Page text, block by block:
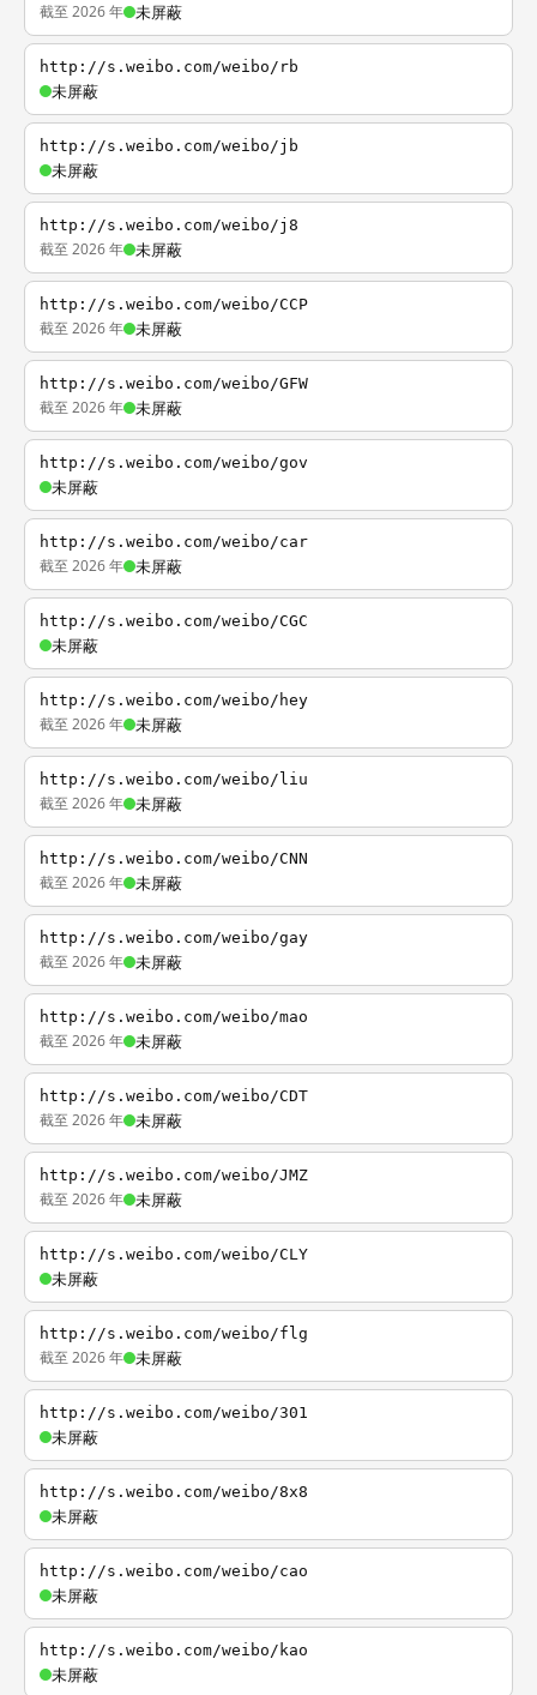
截至 2026 年 未屏蔽
http://s.weibo.com/weibo/rb
未屏蔽
http://s.weibo.com/weibo/jb
未屏蔽
http://s.weibo.com/weibo/j8
截至 2026 年 未屏蔽
http://s.weibo.com/weibo/CCP
截至 2026 年 未屏蔽
http://s.weibo.com/weibo/GFW
截至 2026 年 未屏蔽
http://s.weibo.com/weibo/gov
未屏蔽
http://s.weibo.com/weibo/car
截至 2026 年 未屏蔽
http://s.weibo.com/weibo/CGC
未屏蔽
http://s.weibo.com/weibo/hey
截至 2026 年 未屏蔽
http://s.weibo.com/weibo/liu
截至 2026 年 未屏蔽
http://s.weibo.com/weibo/CNN
截至 2026 年 未屏蔽
http://s.weibo.com/weibo/gay
截至 2026 年 未屏蔽
http://s.weibo.com/weibo/mao
截至 2026 年 未屏蔽
http://s.weibo.com/weibo/CDT
截至 2026 年 未屏蔽
http://s.weibo.com/weibo/JMZ
截至 2026 年 未屏蔽
http://s.weibo.com/weibo/CLY
未屏蔽
http://s.weibo.com/weibo/flg
截至 2026 年 未屏蔽
http://s.weibo.com/weibo/301
未屏蔽
http://s.weibo.com/weibo/8x8
未屏蔽
http://s.weibo.com/weibo/cao
未屏蔽
http://s.weibo.com/weibo/kao
未屏蔽